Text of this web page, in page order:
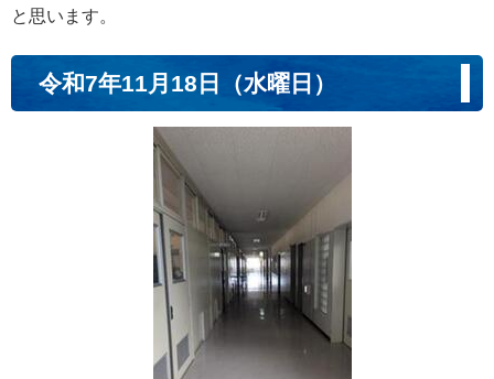
と思います。
令和7年11月18日（水曜日）